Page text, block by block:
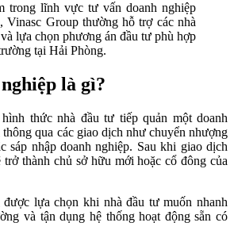
trong lĩnh vực tư vấn doanh nghiệp
Group thường hỗ trợ các nhà
lựa chọn phương án đầu tư phù hợp
tại Hải Phòng.
là gì?
thức nhà đầu tư tiếp quản một doanh
qua các giao dịch như chuyển nhượng
sáp nhập doanh nghiệp. Sau khi giao dịch
trở thành chủ sở hữu mới hoặc cổ đông của
lựa chọn khi nhà đầu tư muốn nhanh
và tận dụng hệ thống hoạt động sẵn có